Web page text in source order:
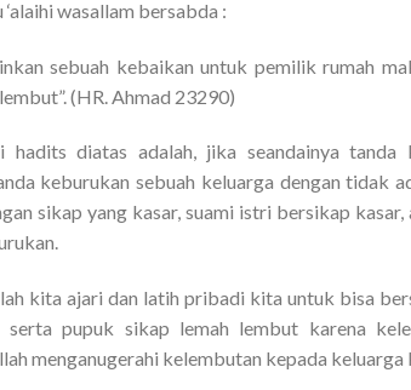
wasallam bersabda :
sebuah kebaikan untuk pemilik rumah
(HR. Ahmad 23290)
diatas adalah, jika seandainya tanda
keburukan sebuah keluarga dengan tidak
sikap yang kasar, suami istri bersikap
kita ajari dan latih pribadi kita untuk bisa
serta pupuk sikap lemah lembut karena
menganugerahi kelembutan kepada keluarga